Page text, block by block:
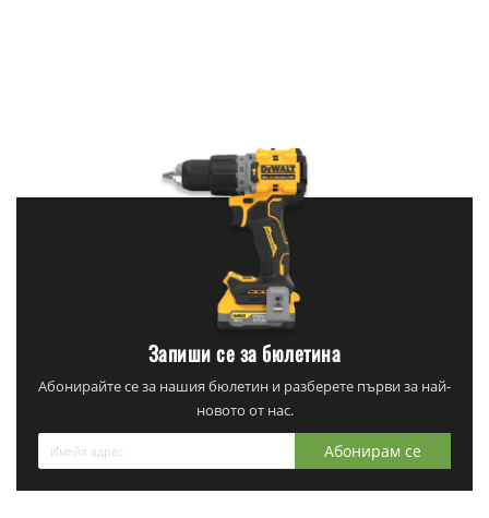
Запиши се за бюлетина
Абонирайте се за нашия бюлетин и разберете първи за най-
новото от нас.
Абонирам се